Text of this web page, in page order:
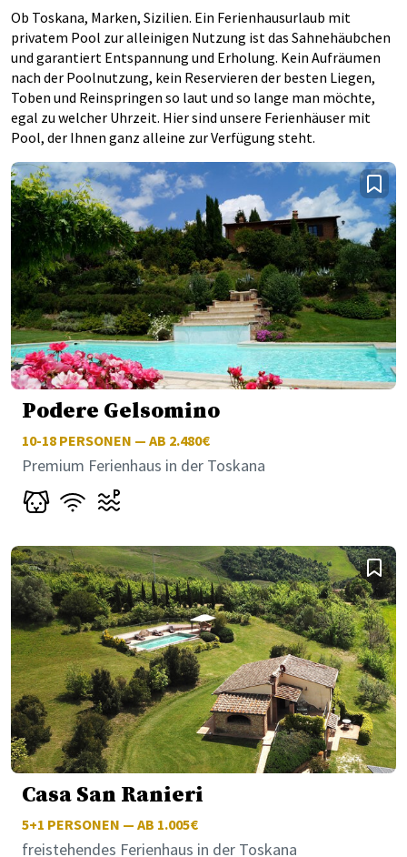
Ob Toskana, Marken, Sizilien. Ein Ferienhausurlaub mit
privatem Pool zur alleinigen Nutzung ist das Sahnehäubchen
und garantiert Entspannung und Erholung. Kein Aufräumen
nach der Poolnutzung, kein Reservieren der besten Liegen,
Toben und Reinspringen so laut und so lange man möchte,
egal zu welcher Uhrzeit. Hier sind unsere Ferienhäuser mit
Pool, der Ihnen ganz alleine zur Verfügung steht.
Podere Gelsomino
10-18 PERSONEN — AB 2.480€
Premium Ferienhaus in der Toskana
Casa San Ranieri
5+1 PERSONEN — AB 1.005€
freistehendes Ferienhaus in der Toskana